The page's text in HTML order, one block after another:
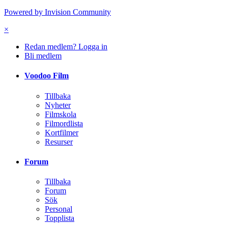
Powered by Invision Community
×
Redan medlem? Logga in
Bli medlem
Voodoo Film
Tillbaka
Nyheter
Filmskola
Filmordlista
Kortfilmer
Resurser
Forum
Tillbaka
Forum
Sök
Personal
Topplista